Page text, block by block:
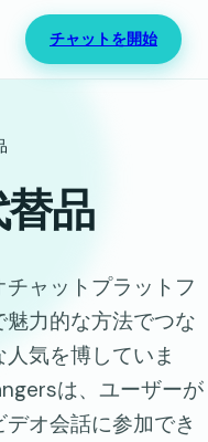
チャットを開始
品
ャットプラットフ
力的な方法でつな
気を博していま
は、ユーザーが
オ会話に参加でき